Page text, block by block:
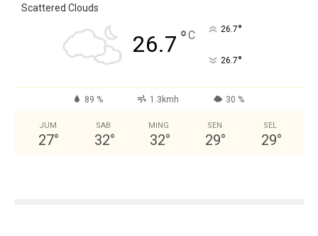
Scattered Clouds
26.7 °C 26.7°
26.7°
89 % 1.3kmh 30 %
JUM
27°
SAB
32°
MING
32°
SEN
29°
SEL
29°